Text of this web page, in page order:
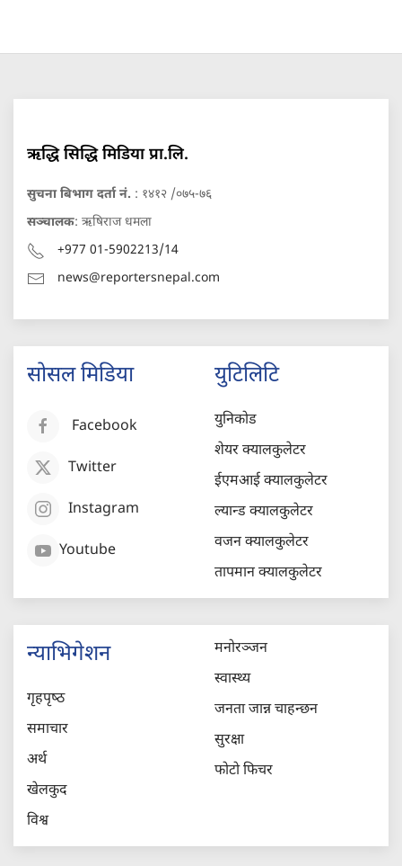
ऋद्धि सिद्धि मिडिया प्रा.लि.
सुचना बिभाग दर्ता नं. : १४१२ /०७५-७६
सञ्चालक: ऋषिराज धमला
+977 01-5902213/14
news@reportersnepal.com
सोसल मिडिया
Facebook
Twitter
Instagram
Youtube
युटिलिटि
युनिकोड
शेयर क्यालकुलेटर
ईएमआई क्यालकुलेटर
ल्यान्ड क्यालकुलेटर
वजन क्यालकुलेटर
तापमान क्यालकुलेटर
न्याभिगेशन
गृहपृष्‍ठ
समाचार
अर्थ
खेलकुद
विश्व
मनोरञ्जन
स्वास्थ्य
जनता जान्न चाहन्छन
सुरक्षा
फोटो फिचर